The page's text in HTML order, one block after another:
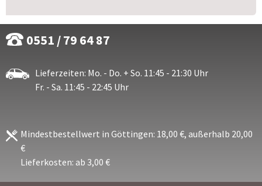
0551 / 79 64 87
Lieferzeiten: Mo. - Do. + So. 11:45 - 21:30 Uhr
Fr. - Sa. 11:45 - 22:45 Uhr
Mindestbestellwert in Göttingen: 18,00 €, außerhalb 20,00
€
Lieferkosten: ab 3,00 €